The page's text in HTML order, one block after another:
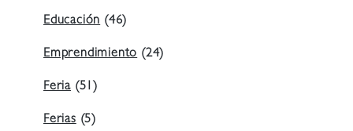
Educación (46)
Emprendimiento (24)
Feria (51)
Ferias (5)